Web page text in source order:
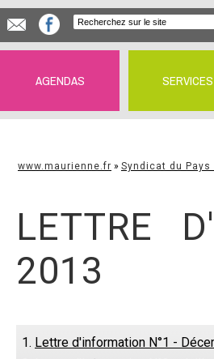
AGENDAS SERVICES
www.maurienne.fr » Syndicat du Pays
LETTRE
2013
1. Lettre d'information N°1 -